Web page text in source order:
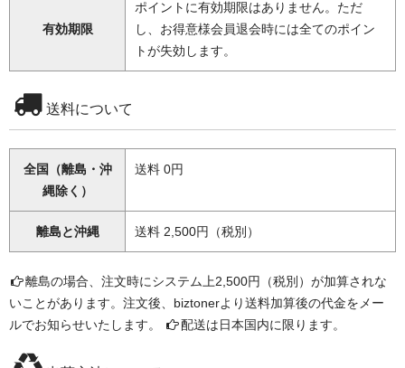
有効期限
ポイントに有効期限はありません。ただ
し、お得意様会員退会時には全てのポイン
トが失効します。
送料について
全国（離島・沖
縄除く）
送料 0円
離島と沖縄 送料 2,500円（税別）
離島の場合、注文時にシステム上2,500円（税別）が加算されな
いことがあります。注文後、biztonerより送料加算後の代金をメー
ルでお知らせいたします。
配送は日本国内に限ります。